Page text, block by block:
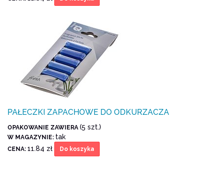
PAŁECZKI ZAPACHOWE DO ODKURZACZA
OPAKOWANIE ZAWIERA (5 szt.)
W MAGAZYNIE: tak
CENA: 11.84 zł Do koszyka